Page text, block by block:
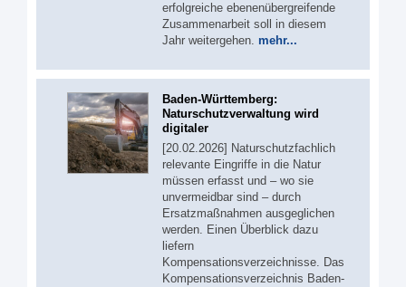
erfolgreiche ebenenübergreifende
Zusammenarbeit soll in diesem
Jahr weitergehen. mehr...
Baden-Württemberg:
Naturschutzverwaltung wird
digitaler
[20.02.2026] Naturschutzfachlich
relevante Eingriffe in die Natur
müssen erfasst und – wo sie
unvermeidbar sind – durch
Ersatzmaßnahmen ausgeglichen
werden. Einen Überblick dazu
liefern
Kompensationsverzeichnisse. Das
Kompensationsverzeichnis Baden-